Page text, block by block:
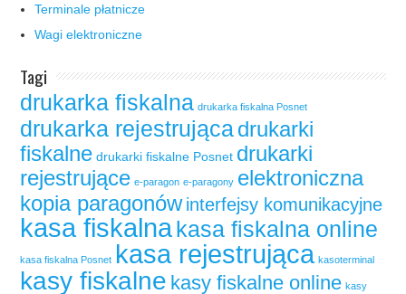
Terminale płatnicze
Wagi elektroniczne
Tagi
drukarka fiskalna drukarka fiskalna Posnet
drukarka rejestrującadrukarki
fiskalne drukarki fiskalne Posnet drukarki
rejestrujące e-paragon e-paragony elektroniczna
kopia paragonów interfejsy komunikacyjne
kasa fiskalnakasa fiskalna online
kasa fiskalna Posnet kasa rejestrująca kasoterminal
kasy fiskalne kasy fiskalne online kasy